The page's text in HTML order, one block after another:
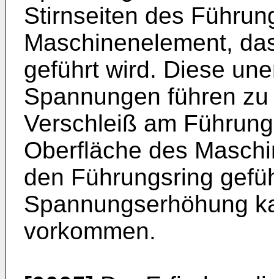
Stirnseiten des
Maschinenelement,
geführt wird. Diese
Spannungen führen
Verschleiß am
Oberfläche des
den Führungsring
Spannungserhöhung
vorkommen.